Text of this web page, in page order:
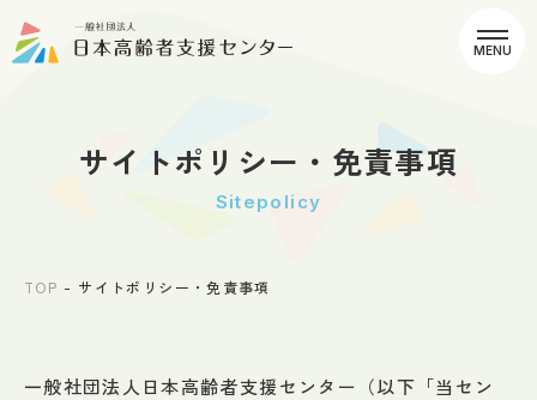
MENU
サイトポリシー・免責事項
sitepolicy
TOP サイトポリシー・免責事項
一般社団法人日本高齢者支援センター（以下「当セン